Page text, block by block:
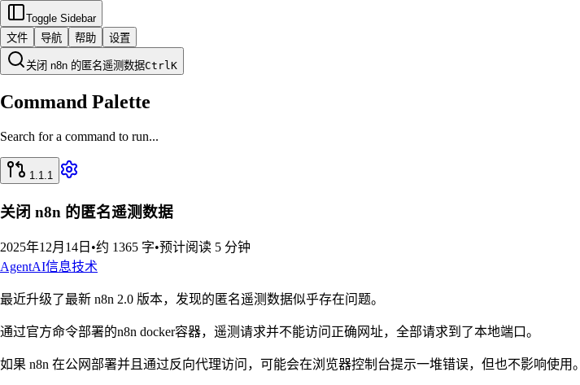
Toggle Sidebar
文件
导航 帮助 设置
关闭 n8n 的匿名遥测数据CtrlK
Command Palette
Search for a command to run...
1.1.1
关闭 n8n 的匿名遥测数据
2025年12月14日 •约 1365 字•预计阅读 5 分钟
AgentAI信息技术
最近升级了最新 n8n 2.0 版本，发现的匿名遥测数据似乎存在问题。
通过官方命令部署的n8n docker容器，遥测请求并不能访问正确网址，全部请求到了本地端口。
如果 n8n 在公网部署并且通过反向代理访问，可能会在浏览器控制台提示一堆错误，但也不影响使用。